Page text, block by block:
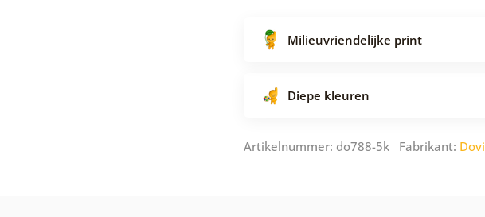
Milieuvriendelijke print
Diepe kleuren
Artikelnummer: do788-5k Fabrikant: